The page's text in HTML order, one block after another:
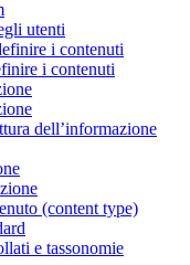
utenti
i contenuti
i contenuti
dell’informazione
(content type)
e tassonomie